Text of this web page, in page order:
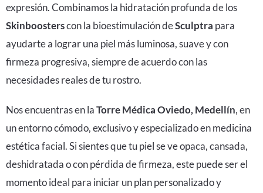
expresión. Combinamos la hidratación profunda de los
Skinboosterscon la bioestimulación deSculptra para
ayudarte a lograr una piel más luminosa, suave y con
firmeza progresiva, siempre de acuerdo con las
necesidades reales de tu rostro.
Nos encuentras en laTorre Médica Oviedo, Medellín, en
un entorno cómodo, exclusivo y especializado en medicina
estética facial. Si sientes que tu piel se ve opaca, cansada,
deshidratada o con pérdida de firmeza, este puede ser el
momento ideal para iniciar un plan personalizado y